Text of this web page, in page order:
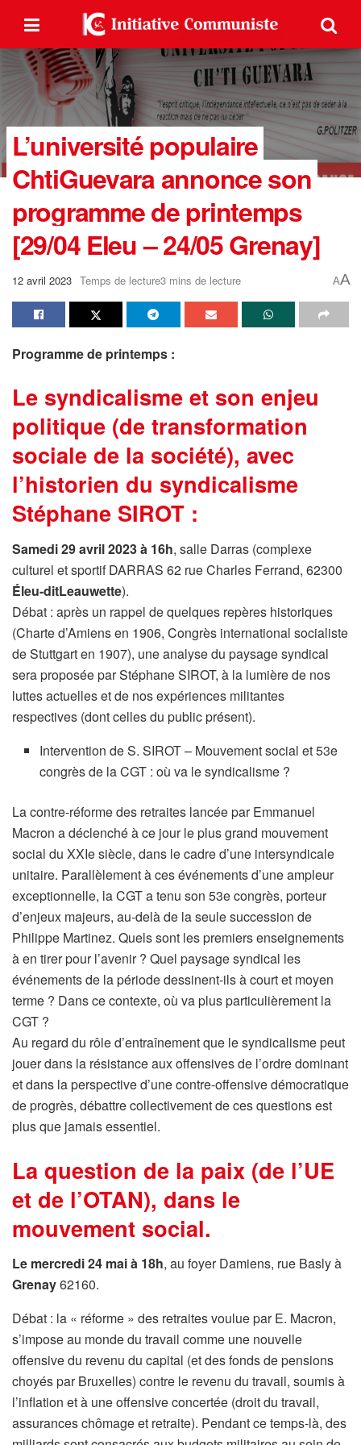
L’université populaire
ChtiGuevara annonce son
programme de printemps
[29/04 Eleu – 24/05 Grenay]
12 avril 2023 Temps de lecture3 mins de lecture AA
Programme de printemps :
Le syndicalisme et son enjeu
politique (de transformation
sociale de la société), avec
l’historien du syndicalisme
Stéphane SIROT :
Samedi 29 avril 2023 à 16h, salle Darras (complexe
culturel et sportif DARRAS 62 rue Charles Ferrand, 62300
Éleu-ditLeauwette).
Débat : après un rappel de quelques repères historiques
(Charte d’Amiens en 1906, Congrès international socialiste
de Stuttgart en 1907), une analyse du paysage syndical
sera proposée par Stéphane SIROT, à la lumière de nos
luttes actuelles et de nos expériences militantes
respectives (dont celles du public présent).
Intervention de S. SIROT – Mouvement social et 53e
congrès de la CGT : où va le syndicalisme ?
La contre-réforme des retraites lancée par Emmanuel
Macron a déclenché à ce jour le plus grand mouvement
social du XXIe siècle, dans le cadre d’une intersyndicale
unitaire. Parallèlement à ces événements d’une ampleur
exceptionnelle, la CGT a tenu son 53e congrès, porteur
d’enjeux majeurs, au-delà de la seule succession de
Philippe Martinez. Quels sont les premiers enseignements
à en tirer pour l’avenir ? Quel paysage syndical les
événements de la période dessinent-ils à court et moyen
terme ? Dans ce contexte, où va plus particulièrement la
CGT ?
Au regard du rôle d’entraînement que le syndicalisme peut
jouer dans la résistance aux offensives de l’ordre dominant
et dans la perspective d’une contre-offensive démocratique
de progrès, débattre collectivement de ces questions est
plus que jamais essentiel.
La question de la paix (de l’UE
et de l’OTAN), dans le
mouvement social.
Le mercredi 24 mai à 18h, au foyer Damiens, rue Basly à
Grenay62160.
Débat : la « réforme » des retraites voulue par E. Macron,
s’impose au monde du travail comme une nouvelle
offensive du revenu du capital (et des fonds de pensions
choyés par Bruxelles) contre le revenu du travail, soumis à
l’inflation et à une offensive concertée (droit du travail,
assurances chômage et retraite). Pendant ce temps-là, des